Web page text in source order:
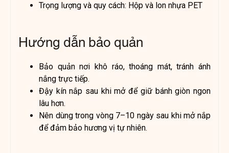
Trọng lượng và quy cách: Hộp và lon nhựa PET
Hướng dẫn bảo quản
Bảo quản nơi khô ráo, thoáng mát, tránh ánh
nắng trực tiếp.
Đậy kín nắp sau khi mở để giữ bánh giòn ngon
lâu hơn.
Nên dùng trong vòng 7–10 ngày sau khi mở nắp
để đảm bảo hương vị tự nhiên.